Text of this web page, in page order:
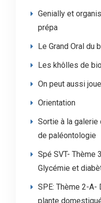
Genially et
prépa
Le Grand Oral du
Les khôlles de
On peut aussi
Orientation
Sortie à la galerie
de paléontologie
Spé SVT- Thème
Glycémie et
SPE: Thème 2-A-
plante